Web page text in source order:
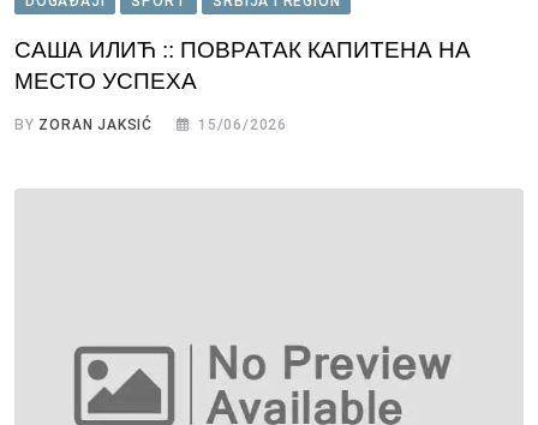
САША ИЛИЋ :: ПОВРАТАК КАПИТЕНА НА
МЕСТО УСПЕХА
BY ZORAN JAKSIĆ 15/06/2026